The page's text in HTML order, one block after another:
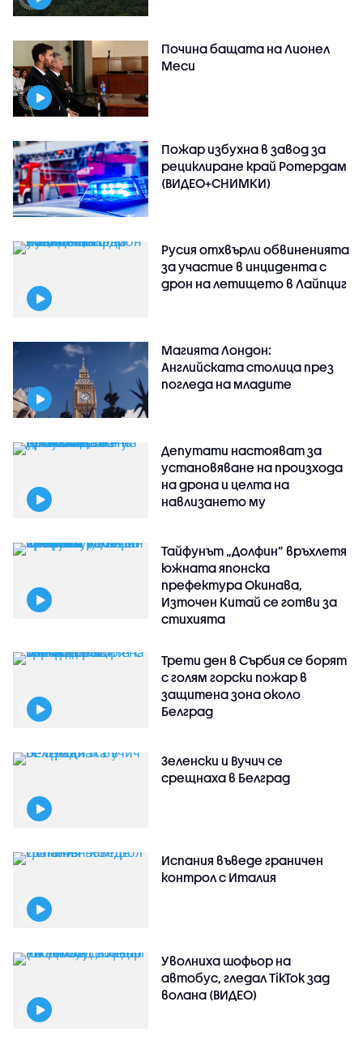
Почина бащата на Лионел
Меси
Пожар избухна в завод за
рециклиране край Ротердам
(ВИДЕО+СНИМКИ)
Русия отхвърли обвиненията
за участие в инцидента с
дрон на летището в Лайпциг
Магията Лондон:
Английската столица през
погледа на младите
Депутати настояват за
установяване на произхода
на дрона и целта на
навлизането му
Тайфунът „Долфин” връхлетя
южната японска
префектура Окинава,
Източен Китай се готви за
стихията
Трети ден в Сърбия се борят
с голям горски пожар в
защитена зона около
Белград
Зеленски и Вучич се
срещнаха в Белград
Испания въведе граничен
контрол с Италия
Уволниха шофьор на
автобус, гледал TikTok зад
волана (ВИДЕО)